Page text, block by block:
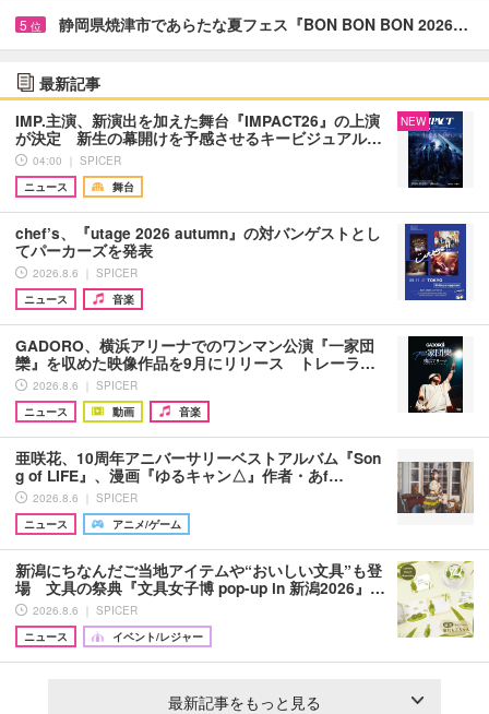
5 位 静岡県焼津市であらたな夏フェス『BON BON BON 2026…
最新記事
IMP.主演、新演出を加えた舞台『IMPACT26』の上演
が決定 新生の幕開けを予感させるキービジュアル…
04:00 ｜ SPICER
ニュース
舞台
NEW
chef’s、『utage 2026 autumn』の対バンゲストとし
てパーカーズを発表
2026.8.6 ｜ SPICER
ニュース
音楽
GADORO、横浜アリーナでのワンマン公演『一家団
欒』を収めた映像作品を9月にリリース トレーラ…
2026.8.6 ｜ SPICER
ニュース
動画 音楽
亜咲花、10周年アニバーサリーベストアルバム『Son
g of LIFE』、漫画『ゆるキャン△』作者・あf…
2026.8.6 ｜ SPICER
ニュース
アニメ/ゲーム
新潟にちなんだご当地アイテムや“おいしい文具”も登
場 文具の祭典『文具女子博 pop-up in 新潟2026』…
2026.8.6 ｜ SPICER
ニュース
イベント/レジャー
最新記事をもっと見る